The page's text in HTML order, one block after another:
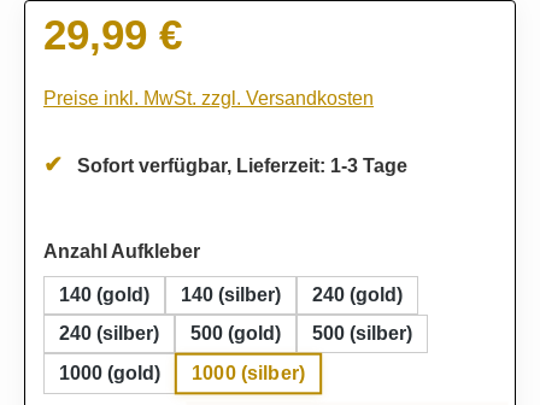
Regulärer Preis:
29,99 €
Preise inkl. MwSt. zzgl. Versandkosten
Sofort verfügbar, Lieferzeit: 1-3 Tage
Anzahl Aufkleberauswählen
140 (gold) 140 (silber)
240 (gold)
240 (silber)
500 (gold)
500 (silber)
1000 (gold)
1000 (silber)